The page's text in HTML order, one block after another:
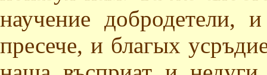
научение добродетели,
пресече, и благых